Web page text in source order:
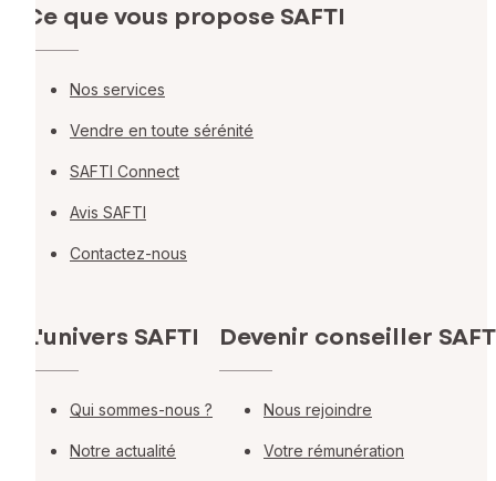
Ce que vous propose SAFTI
Nos services
Vendre en toute sérénité
SAFTI Connect
Avis SAFTI
Contactez-nous
L'univers SAFTI
Qui sommes-nous ?
Notre actualité
Devenir conseiller
Nous rejoindre
Votre rémunération